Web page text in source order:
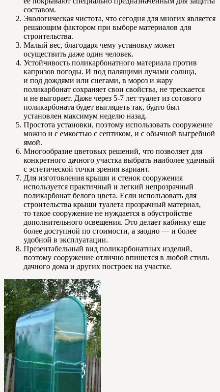
составом.
Экологическая чистота, что сегодня для многих является
решающим фактором при выборе материалов для
строительства.
Малый вес, благодаря чему установку может
осуществить даже один человек.
Устойчивость поликарбонатного материала против
капризов погоды. И под палящими лучами солнца,
и под дождями или снегами, в мороз и жару
поликарбонат сохраняет свои свойства, не трескается
и не выгорает. Даже через 5-7 лет туалет из сотового
поликарбоната будет выглядеть так, будто был
установлен максимум неделю назад.
Простота установки, поэтому использовать сооружение
можно и с емкостью с септиком, и с обычной выгребной
ямой.
Многообразие цветовых решений, что позволяет для
конкретного дачного участка выбрать наиболее удачный
с эстетической точки зрения вариант.
Для изготовления крыши и стенок сооружения
используется практичный и легкий непрозрачный
поликарбонат белого цвета. Если использовать для
строительства крыши туалета прозрачный материал,
то такое сооружение не нуждается в обустройстве
дополнительного освещения. Это делает кабинку еще
более доступной по стоимости, а заодно — и более
удобной в эксплуатации.
Презентабельный вид поликарбонатных изделий,
поэтому сооружение отлично впишется в любой стиль
дачного дома и других построек на участке.